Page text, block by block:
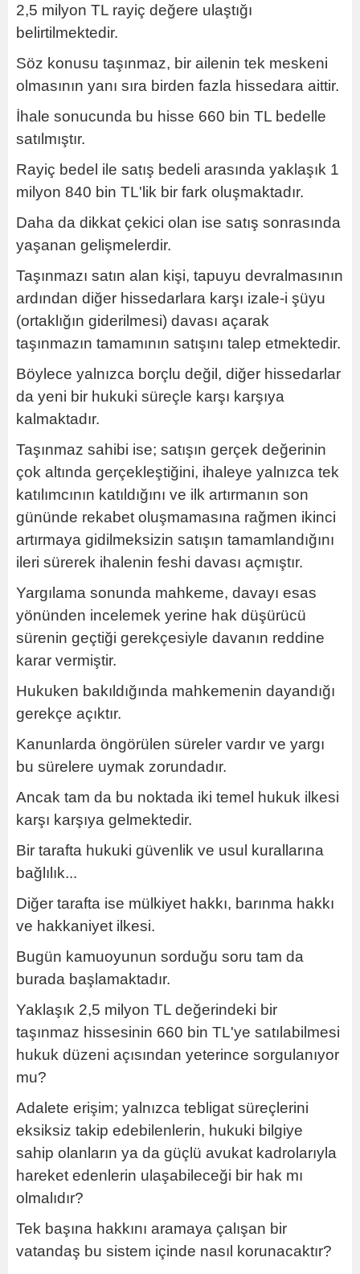
2,5 milyon TL rayiç değere ulaştığı
belirtilmektedir.
Söz konusu taşınmaz, bir ailenin tek meskeni
olmasının yanı sıra birden fazla hissedara aittir.
İhale sonucunda bu hisse 660 bin TL bedelle
satılmıştır.
Rayiç bedel ile satış bedeli arasında yaklaşık 1
milyon 840 bin TL'lik bir fark oluşmaktadır.
Daha da dikkat çekici olan ise satış sonrasında
yaşanan gelişmelerdir.
Taşınmazı satın alan kişi, tapuyu devralmasının
ardından diğer hissedarlara karşı izale-i şüyu
(ortaklığın giderilmesi) davası açarak
taşınmazın tamamının satışını talep etmektedir.
Böylece yalnızca borçlu değil, diğer hissedarlar
da yeni bir hukuki süreçle karşı karşıya
kalmaktadır.
Taşınmaz sahibi ise; satışın gerçek değerinin
çok altında gerçekleştiğini, ihaleye yalnızca tek
katılımcının katıldığını ve ilk artırmanın son
gününde rekabet oluşmamasına rağmen ikinci
artırmaya gidilmeksizin satışın tamamlandığını
ileri sürerek ihalenin feshi davası açmıştır.
Yargılama sonunda mahkeme, davayı esas
yönünden incelemek yerine hak düşürücü
sürenin geçtiği gerekçesiyle davanın reddine
karar vermiştir.
Hukuken bakıldığında mahkemenin dayandığı
gerekçe açıktır.
Kanunlarda öngörülen süreler vardır ve yargı
bu sürelere uymak zorundadır.
Ancak tam da bu noktada iki temel hukuk ilkesi
karşı karşıya gelmektedir.
Bir tarafta hukuki güvenlik ve usul kurallarına
bağlılık...
Diğer tarafta ise mülkiyet hakkı, barınma hakkı
ve hakkaniyet ilkesi.
Bugün kamuoyunun sorduğu soru tam da
burada başlamaktadır.
Yaklaşık 2,5 milyon TL değerindeki bir
taşınmaz hissesinin 660 bin TL'ye satılabilmesi
hukuk düzeni açısından yeterince sorgulanıyor
mu?
Adalete erişim; yalnızca tebligat süreçlerini
eksiksiz takip edebilenlerin, hukuki bilgiye
sahip olanların ya da güçlü avukat kadrolarıyla
hareket edenlerin ulaşabileceği bir hak mı
olmalıdır?
Tek başına hakkını aramaya çalışan bir
vatandaş bu sistem içinde nasıl korunacaktır?